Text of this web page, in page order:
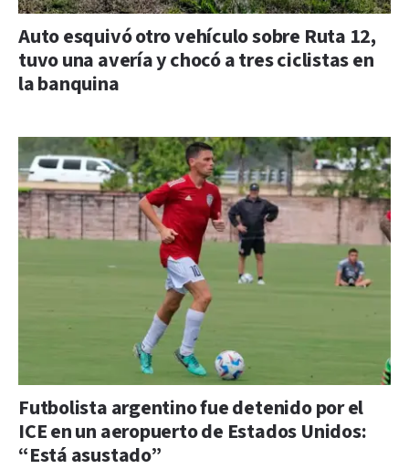
Auto esquivó otro vehículo sobre Ruta 12,
tuvo una avería y chocó a tres ciclistas en
la banquina
Futbolista argentino fue detenido por el
ICE en un aeropuerto de Estados Unidos:
“Está asustado”